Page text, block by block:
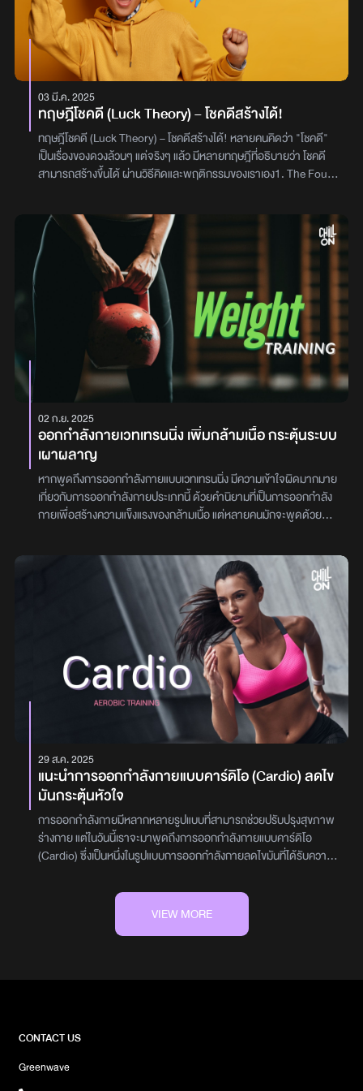
จึงไม่ใช่แค่การฟังเพลง แต่เป็นการกลับไปสัมผัสความรู้สึกเดิมอีกครั้ง
อีกหนึ่งเหตุผลสำคัญคือ สมองจะหลั่งสารโดพามีน (Dopamine) หรือ
สารแห่งความสุข ในช่วงที่เพลงดำเนินไปถึงท่อนที่เราชอบ เช่น ท่อนฮุคห
รือท่อนพีค ยิ่งเราฟังซ้ำมากเท่าไหร่ เราก็ยิ่งได้สัมผัสความรู้สึกดีแบบ
เดิมซ้ำ ๆ จนกลายเป็นเหตุผลว่าทำไมเราถึง “หยุดฟังเพลงเดิมไม่ได้”
และในบางครั้ง เพลงก็อาจผูกโยงกับ “ใครบางคน” โดยที่เราไม่รู้ตัว ทำให้
ทุกครั้งที่เพลงนั้นเล่นขึ้นมา ความทรงจำบางอย่างก็กลับมาพร้อมกัน
เสมอ สุดท้ายแล้ว การฟังเพลงเดิมซ้ำ ๆ อาจไม่ได้หมายความว่าเราติด
เพลง แต่เราแค่กำลังยึดโยงกับความรู้สึกบางอย่างที่เพลงนั้นให้เรา
เท่านั้นเองจัดทำโดย : พิชชาภรณ์ ผาสุขดี
03 มี.ค. 2025
ทฤษฎีโชคดี (Luck Theory) – โชคดีสร้างได้!
ทฤษฎีโชคดี (Luck Theory) – โชคดีสร้างได้! หลายคนคิดว่า "โชคดี"
เป็นเรื่องของดวงล้วนๆ แต่จริงๆ แล้ว มีหลายทฤษฎีที่อธิบายว่า โชคดี
สามารถสร้างขึ้นได้ ผ่านวิธีคิดและพฤติกรรมของเราเอง1. The Four
Wiseman) ศึกษาเรื่อง "โชค" และพบว่า คนโชคดีมีพฤติกรรมและวิธี
คิดที่แตกต่างจากคนอื่นโดยเขาสรุปออกมาเป็น 4 ปัจจัยหลักขอบคุณ
ภาพจาก the professional creative1. มีทัศนคติเปิดกว้างต่อโอกาส
คนโชคดีมักเปิดรับสิ่งใหม่ๆ และไม่ปิดกั้นโอกาสลองทำสิ่งที่ไม่เคยทำ หรือ
คุยกับคนใหม่ๆ เสมอ2. ใช้สัญชาตญาณในการตัดสินใจเชื่อมั่นในความ
รู้สึกของตัวเอง และกล้าตัดสินใจฝึกฟังเสียงภายในและวิเคราะห์ข้อมูล
อย่างสมดุล3. คิดบวกและคาดหวังสิ่งดีๆคนที่เชื่อว่าตัวเองโชคดี มักเจอ
เรื่องดีๆ จริงความคิดบวกช่วยดึงดูดโอกาสเข้ามา4. เปลี่ยนโชคร้ายให้
เป็นโอกาสเมื่อเจอปัญหา จะหาทางออกมากกว่าตำหนิตัวเองคนโชคดีม
องว่าอุปสรรคคือบทเรียน ไม่ใช่จุดจบ2. ทฤษฎี "สร้างโชคเอง"
(Planned Serendipity) โชคดีหลายครั้งไม่ได้เกิดขึ้นแบบสุ่ม แต่เป็นผล
จาก การวางแผนและสร้างสถานการณ์ ให้โอกาสเกิดขึ้นวิธีนำไปใช้:ออก
ไปพบปะผู้คนใหม่ๆ เพราะโชคดีมักมาพร้อมกับ "เครือข่าย"ลองทำสิ่ง
ใหม่ๆ ที่อาจนำไปสู่โอกาสโดยไม่คาดคิดสร้างนิสัยที่ช่วยดึงดูดโชค เช่น
การเป็นมิตร ใจกว้าง และพร้อมเรียนรู้3. "Luck Surface Area" –
พื้นที่โชคดียิ่งคุณเปิดโอกาสให้ตัวเองมากเท่าไหร่ "พื้นที่โชคดี" ของคุณ
ก็ยิ่งขยายใหญ่ขึ้นทำยังไงให้โชควิ่งเข้าหาเรา?เพิ่มทักษะและความ
สามารถของตัวเอง (ยิ่งรู้เยอะ โอกาสยิ่งเยอะ)พาตัวเองไปอยู่ในสภาพ
สัญชาตญาณและเชื่อมั่นในตัวเองพลิกวิกฤตให้เป็นโอกาสเสมอออกไป
พบปะผู้คนและเรียนรู้สิ่งใหม่ๆลงมือทำมากขึ้น เพื่อขยาย "พื้นที่โชค
ดี""โชคดีไม่ได้เป็นแค่เรื่องของดวง แต่เป็นผลลัพธ์ของวิธีคิดและการกระ
ทำของเราเอง!"ผู้เขียน : พิชชาภรณ์ ผาสุขดี
02 ก.ย. 2025
ออกกำลังกายเวทเทรนนิ่ง เพิ่มกล้ามเนื้อ กระตุ้นระบบ
เผาผลาญ
หากพูดถึงการออกกำลังกายแบบเวทเทรนนิ่ง มีความเข้าใจผิดมากมาย
เกี่ยวกับการออกกำลังกายประเภทนี้ ด้วยคำนิยามที่เป็นการออกกำลัง
กายเพื่อสร้างความแข็งแรงของกล้ามเนื้อ แต่หลายคนมักจะพูดด้วยคำ
หญิงหลายคนอาจกลัวการออกกำลังกายประเภทนี้ แต่ความจริงแล้ว
การออกกำลังการเวทเทรนนิ่ง หากเลือกออกอย่างถูกต้องและพอดี ก็จะ
ช่วยให้ร่างกายแข็งแรงไปพร้อม ๆ กับรูปร่างที่สวยงามมากขึ้น วันนี้
Chill on กินเที่ยว จะพาทุกคนไปทำความเข้าใจเกี่ยวกับการออกกำลัง
กายประเภทนี้ให้ละเอียดมากขึ้น และไขข้อเข้าใจผิดที่หลายคนยังไม่รู้ให้
ถูกต้องการออกกำลังกายแบบเวทเทรนนิ่ง คืออะไร ในช่วงไม่กี่ปีที่ผ่านมา
คอนเทนต์หรือเทรนด์เกี่ยวกับการดูแลสุขภาพและรูปร่างได้รับความ
นิยมเพิ่มขึ้นอย่างต่อเนื่อง สังเกตง่าย ๆ ได้จากโซเชียลมีเดีย โดยหนึ่งใน
วิธีการออกกำลังกายที่ได้รับความสนใจจากทั้งผู้หญิงและผู้ชายทุกช่วง
วัยก็คือ การเวทเทรนนิ่ง”หรือการฝึกกล้ามเนื้อด้วยแรงต้าน ซึ่งหลายคน
อาจจะเคยได้ยินคำนี้อยู่บ่อย ๆ แต่ยังไม่เข้าใจอย่างถ่องแท้ว่าเวทเทรนนิ่ง
คือ อะไร และมีประโยชน์อย่างไรต่อร่างกาย เวทเทรนนิ่ง (Weight
Training) คือ การออกกำลังกายที่เน้นการใช้น้ำหนัก ไม่ว่าจะเป็นน้ำ
หนักตัวหรืออุปกรณ์เสริมต่าง ๆ เช่น ดัมเบล บาร์เบล หรือเครื่องออก
กำลังกาย เพื่อเพิ่มแรงต้านให้กล้ามเนื้อทำงานหนักขึ้น การออกแรงซ้ำ
ๆ และสม่ำเสมอจะช่วยกระตุ้นการสร้างกล้ามเนื้อ รวมถึงกระตุ้นระบบ
เผาผลาญให้ทำงานมีประสิทธิภาพมากขึ้น นอกจากรูปร่างที่ดูดีขึ้นแล้ว
ยังส่งผลดีต่อสุขภาพโดยรวมอีกด้วยเวทเทรนนิ่ง ช่วยเรื่องอะไรบ้าง
เพรียวหรือทำให้เห็นกล้ามเนื้อได้ชัดเจนเพียงเท่านั้น แต่การเวทเทรนนิ่ง
ยังมีประโยชน์อีกหลายประการ ที่ส่งผลดีต่อสุขภาพกายและสุขภาพจิต
เช่นเพิ่มมวลกล้ามเนื้อ: เมื่อเราอายุมากขึ้น มวลกล้ามเนื้อจะค่อย ๆ
เสียต่อความแข็งแรงของกระดูก เมื่อแก่ตัวขึ้นอาจทำให้ร่างกายไม่แข็ง
แคลอรีได้มากขึ้น แม้ในช่วงเวลาที่ไม่ได้ออกกำลังกายก็ตาม สำหรับใครที่
ออกกำลังกายเวทเทรนนิ่งเพื่อเพิ่มอัตราการเผาผลาญได้เสริมสร้าง
29 ส.ค. 2025
แนะนำการออกกำลังกายแบบคาร์ดิโอ (Cardio) ลดไข
มันกระตุ้นหัวใจ
การออกกำลังกายมีหลากหลายรูปแบบที่สามารถช่วยปรับปรุงสุขภาพ
ร่างกาย แต่ในวันนี้เราจะมาพูดถึงการออกกำลังกายแบบคาร์ดิโอ
(Cardio) ซึ่งเป็นหนึ่งในรูปแบบการออกกำลังกายลดไขมันที่ได้รับความ
ทำงานของหัวใจ การออกกำลังกายแบบคาร์ดิโอเป็นการออกกำลังกาย
ที่ช่วยเพิ่มความแข็งแรงของระบบหัวใจและหลอดเลือดได้อย่างมี
ประสิทธิภาพ นอกจากนี้ยังช่วยให้ร่างกายเผาผลาญพลังงานได้อย่าง
วงการออกกำลังกาย แต่หลายคนก็ยังไม่ทราบถึงความหมายและ
ถึงประเภทต่าง ๆ ของคาร์ดิโอที่คุณสามารถเลือกทำได้ตามความ
หลายคนที่ไม่ได้ออกกำลังกายเป็นประจำ มักจะพบปัญหาการเหนื่อย
VIEW MORE
CONTACT US
Greenwave